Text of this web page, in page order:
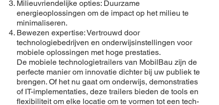
Milieuvriendelijke opties: Duurzame
energieoplossingen om de impact op het milieu te
minimaliseren.
Bewezen expertise: Vertrouwd door
technologiebedrijven en onderwijsinstellingen voor
mobiele oplossingen met hoge prestaties.
De mobiele technologietrailers van MobilBau zijn de
perfecte manier om innovatie dichter bij uw publiek te
brengen. Of het nu gaat om onderwijs, demonstraties
of IT-implementaties, deze trailers bieden de tools en
flexibiliteit om elke locatie om te vormen tot een tech-